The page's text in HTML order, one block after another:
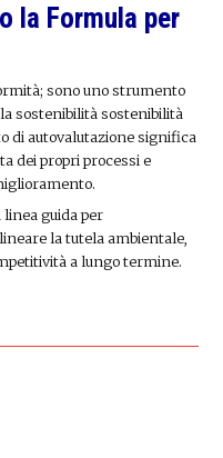
la Formula per
sono uno strumento
sostenibilità sostenibilità
di autovalutazione significa
dei propri processi e
linea guida per
la tutela ambientale,
a lungo termine.